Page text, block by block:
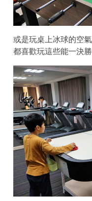
或是玩桌上冰球的空
都喜歡玩這些能一決勝